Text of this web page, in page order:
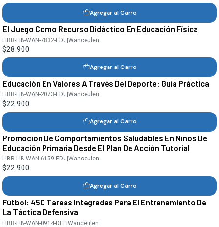
Agregar al Carro
El Juego Como Recurso Didáctico En Educación Física
LIBR-LIB-WAN-7832-EDU|Wanceulen
$28.900
Agregar al Carro
Educación En Valores A Través Del Deporte: Guía Práctica
LIBR-LIB-WAN-2073-EDU |Wanceulen
$22.900
Agregar al Carro
Promoción De Comportamientos Saludables En Niños De
Educación Primaria Desde El Plan De Acción Tutorial
LIBR-LIB-WAN-6159-EDU |Wanceulen
$22.900
Agregar al Carro
Fútbol: 450 Tareas Integradas Para El Entrenamiento De
La Táctica Defensiva
LIBR-LIB-WAN-0914-DEP|Wanceulen